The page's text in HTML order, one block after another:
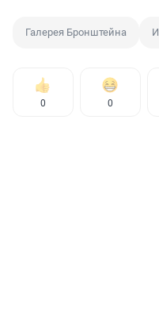
Галерея Бронштейна
0 0